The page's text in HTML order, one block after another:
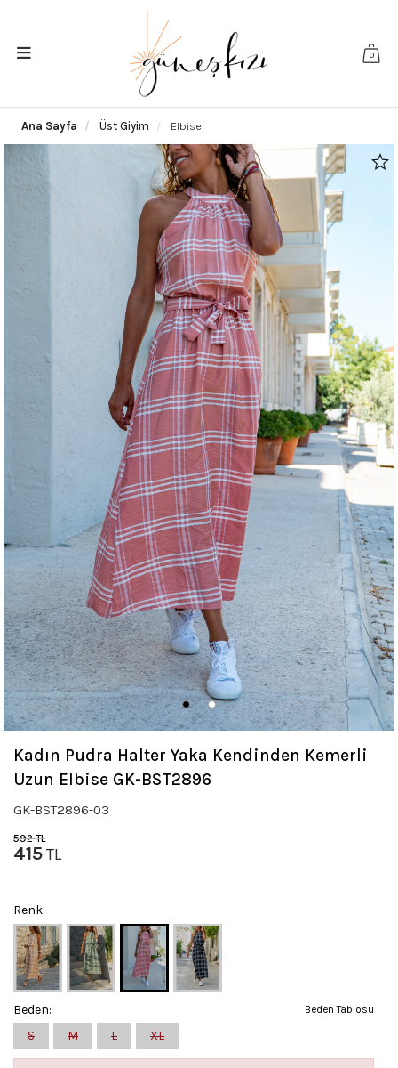
0
Ana Sayfa Üst Giyim Elbise
Kadın Pudra Halter Yaka Kendinden Kemerli
Uzun Elbise GK-BST2896
GK-BST2896-03
592TL
415TL
Renk
Beden Tablosu
Beden:
S
M L XL